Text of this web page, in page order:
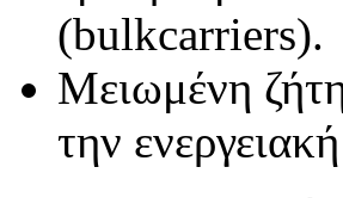
(bulkcarriers).
Μειωμένη
την